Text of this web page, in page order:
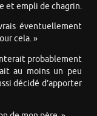
et empli de chagrin.
éventuellement
cela. »
probablement
au moins un peu
décidé d’apporter